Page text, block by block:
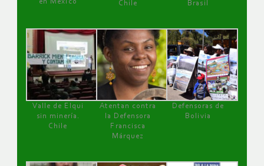
Chile
Brasil
Valle de Elqui
sin minería.
Chile
Atentan contra
la Defensora
Francisca
Márquez
Defensoras de
Bolivia